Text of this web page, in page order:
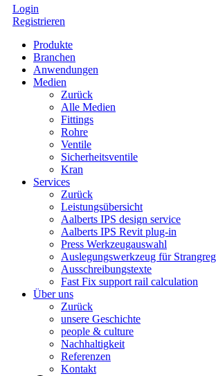
Login
Registrieren
Produkte
Branchen
Anwendungen
Medien
Zurück
Alle Medien
Fittings
Rohre
Ventile
Sicherheitsventile
Kran
Services
Zurück
Leistungsübersicht
Aalberts IPS design service
Aalberts IPS Revit plug-in
Press Werkzeugauswahl
Auslegungswerkzeug für
Ausschreibungstexte
Fast Fix support rail calculation
Über uns
Zurück
unsere Geschichte
people & culture
Nachhaltigkeit
Referenzen
Kontakt